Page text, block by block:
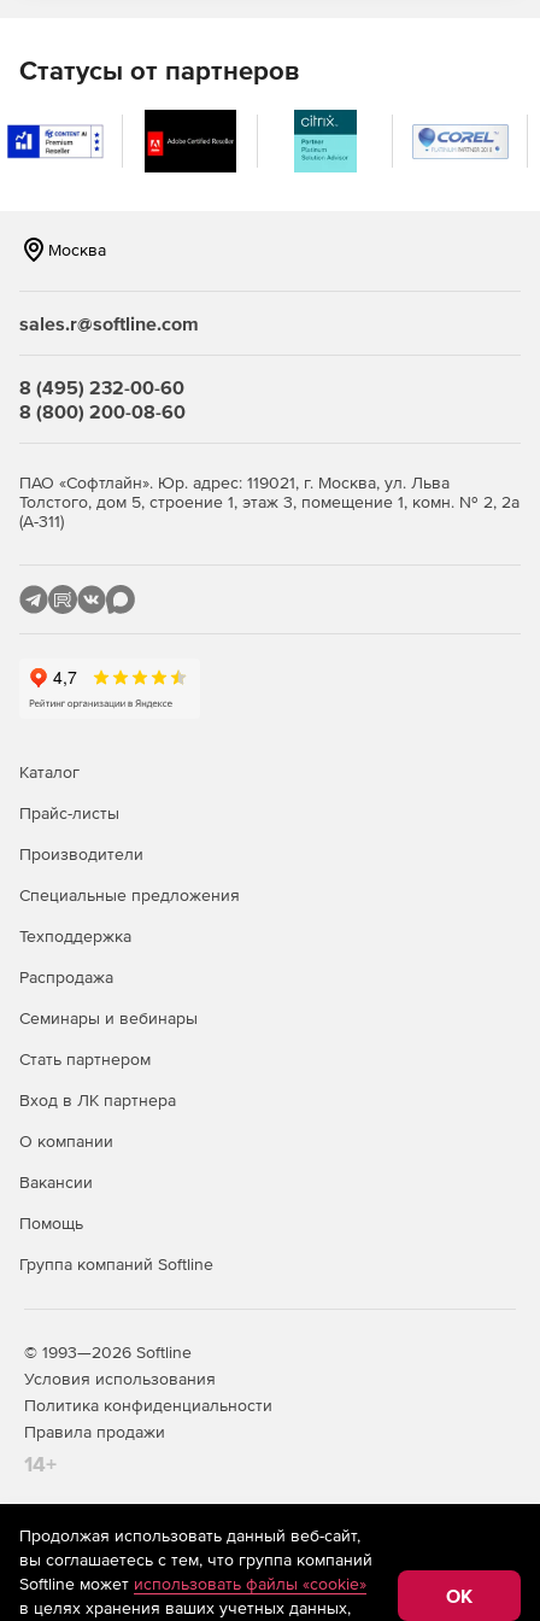
Это проактивное, оптимизированное решение для
полной защиты мобильных устройств. Отражает попытки
фишинга, поступающие через различные социальные
приложения, защищая своих сотрудников от доступа к
подключений.
файловых серверов с интегрированным управлением
исправлениями.
электронной почты на наличие вредоносного
содержимого.
Сертифицированная защита Citrix с управлением
Защита Linux, обеспечивающая основные
возможности безопасности для клиентов Linux.
Статусы от партнеров
Москва
sales.r@softline.com
8 (495) 232-00-60
8 (800) 200-08-60
ПАО «Софтлайн». Юр. адрес: 119021, г. Москва, ул. Льва
Толстого, дом 5, строение 1, этаж 3, помещение 1, комн. № 2, 2а
(А-311)
Каталог
Прайс-листы
Производители
Специальные предложения
Техподдержка
Распродажа
Семинары и вебинары
Стать партнером
Вход в ЛК партнера
О компании
Вакансии
Помощь
Группа компаний Softline
© 1993—2026 Softline
Условия использования
Политика конфиденциальности
Правила продажи
14+
На информационном ресурсе store.softline.ru применяются
рекомендательные технологии(информационные технологии
предоставления информации на основе сбора,
систематизации и анализа сведений, относящихся к
Продолжая использовать данный веб-сайт,
вы соглашаетесь с тем, что группа компаний
Softline может использовать файлы «cookie»
в целях хранения ваших учетных данных,
OK